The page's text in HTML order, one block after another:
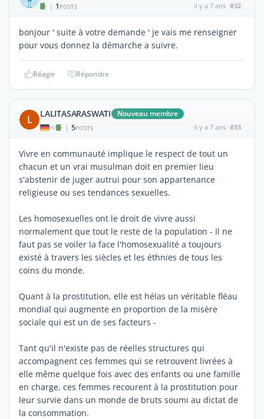
| 1 POSTS il y a 7 ans #32
bonjour ' suite à votre demande ' je vais me renseigner
pour vous donnez la démarche a suivre.
Réagir Répondre
L LALITASARASWATI Nouveau membre
| 5POSTS il y a 7 ans #33
Vivre en communauté implique le respect de tout un
chacun et un vrai musulman doit en premier lieu
s'abstenir de juger autrui pour son appartenance
religieuse ou ses tendances sexuelles.
Les homosexuelles ont le droit de vivre aussi
normalement que tout le reste de la population - Il ne
faut pas se voiler la face l'homosexualité a toujours
existé à travers les siècles et les éthnies de tous les
coins du monde.
Quant à la prostitution, elle est hélas un véritable fléau
mondial qui augmente en proportion de la misère
sociale qui est un de ses facteurs -
Tant qu'il n'existe pas de réelles structures qui
accompagnent ces femmes qui se retrouvent livrées à
elle même quelque fois avec des enfants ou une famille
en charge, ces femmes recourent à la prostitution pour
leur survie dans un monde de bruts soumi au dictat de
la consommation.